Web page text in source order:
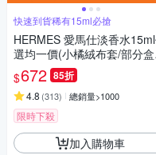
快速到貨稀有15ml必搶
HERMES 愛馬仕淡香水
選均一價(小橘絨布套/部分盒
裝)
$672 85折
4.8 (313) 總銷量>1000
限時下殺
加入購物車